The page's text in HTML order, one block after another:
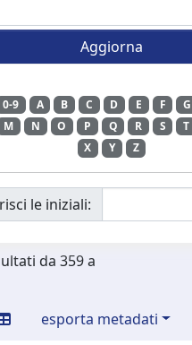
0-9 A B C D E F G
M N O P Q R S T
X
Y Z
le iniziali:
da 359 a
esporta metadati